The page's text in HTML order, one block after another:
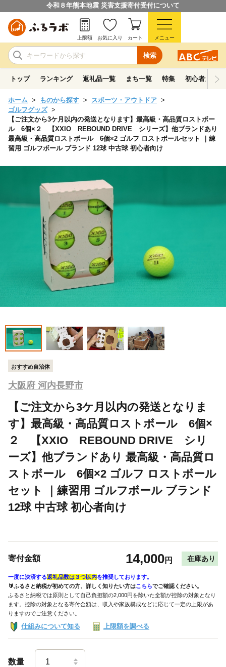
令和８年熊本地震 災害支援寄付受付について
検索
上限額 お気に入り カート メニュー
トップ ランキング 返礼品一覧 まち一覧 特集 初心者ガイド
ホーム ものから探す
スポーツ・アウトドア
ゴルフグッズ
【ご注文から3ケ月以内の発送となります】最高級・高品質ロストボー
ル 6個×２ 【XXIO REBOUND DRIVE シリーズ】他ブランドあり
最高級・高品質ロストボール 6個×2 ゴルフ ロストボールセット ｜練
習用 ゴルフボール ブランド 12球 中古球 初心者向け
おすすめ自治体
大阪府 河内長野市
【ご注文から3ケ月以内の発送となりま
す】最高級・高品質ロストボール 6個×
２ 【XXIO REBOUND DRIVE シリ
ーズ】他ブランドあり 最高級・高品質ロ
ストボール 6個×2 ゴルフ ロストボール
セット ｜練習用 ゴルフボール ブランド
12球 中古球 初心者向け
寄付金額 14,000円 在庫あり
一度に決済する返礼品数は３つ以内を推奨しております。
🔰ふるさと納税が初めての方、詳しく知りたい方はこちらでご確認ください。
ふるさと納税では原則として自己負担額の2,000円を除いた全額が控除の対象となり
ます。控除の対象となる寄付金額は、収入や家族構成などに応じて一定の上限があ
りますのでご注意ください。
仕組みについて知る 上限額を調べる
数量